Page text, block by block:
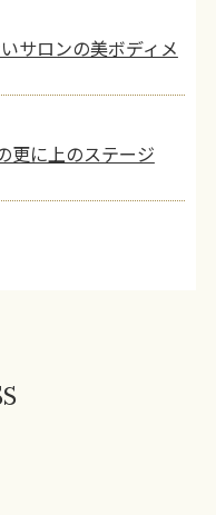
サロンの美ボディメ
更に上のステージ